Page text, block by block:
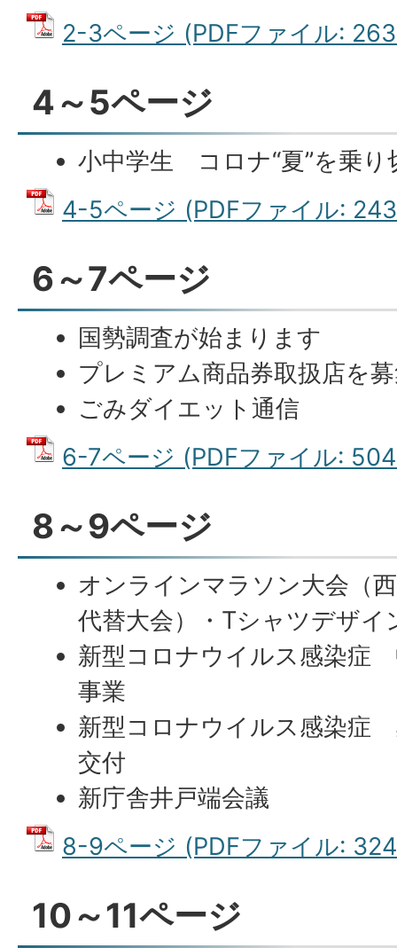
2-3ページ (PDFファイル:
4～5ページ
小中学生 コロナ“夏”を乗り
4-5ページ (PDFファイル:
6～7ページ
国勢調査が始まります
プレミアム商品券取扱店を
ごみダイエット通信
6-7ページ (PDFファイル:
8～9ページ
オンラインマラソン大会（
代替大会）・Tシャツデザイ
新型コロナウイルス感染症
事業
新型コロナウイルス感染症
交付
新庁舎井戸端会議
8-9ページ (PDFファイル:
10～11ページ